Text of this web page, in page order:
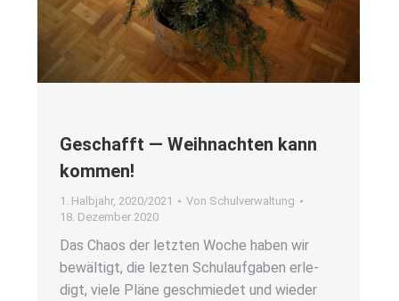
Geschafft — Weih­nach­ten kann
kom­men!
1. Halbjahr, 2020/2021 Von Schulverwaltung
18. Dezember 2020
Das Cha­os der letz­ten Woche haben wir
bewäl­tigt, die lez­ten Schul­auf­ga­ben erle­
digt, vie­le Plä­ne geschmie­det und wie­der